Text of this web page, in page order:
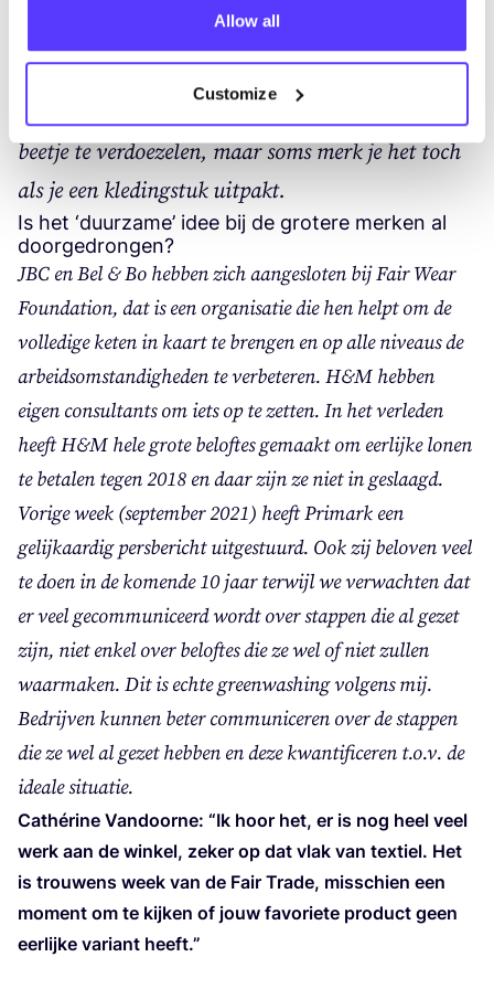
Allow all
Customize
% vei­lig voor de eind­con­su­ment. Daar
blijf je dus beter van weg. Tegen­woor­dig zijn heel
beet­je te ver­doe­ze­len, maar soms merk je het toch
als je een kle­ding­stuk uitpakt.
Is het ‘duurzame’ idee bij de grotere merken al
doorgedrongen?
JBC en Bel &Bo heb­ben zich aan­ge­slo­ten bij Fair Wear
Foun­da­ti­on, dat is een orga­ni­sa­tie die hen helpt om de
vol­le­di­ge keten in kaart te bren­gen en op alle niveaus de
arbeids­om­stan­dig­he­den te ver­be­te­ren. H&M heb­ben
eigen con­sul­tants om iets op te zet­ten. In het ver­le­den
heeft H&M hele gro­te belof­tes gemaakt om eer­lij­ke lonen
te beta­len tegen2018 en daar zijn ze niet in geslaagd.
Vori­ge week (sep­tem­ber2021) heeft Pri­mark een
gelijk­aar­dig pers­be­richt uit­ge­stuurd. Ook zij belo­ven veel
te doen in de komen­de10jaar ter­wijl we ver­wach­ten dat
er veel gecom­mu­ni­ceerd wordt over stap­pen die al gezet
zijn, niet enkel over belof­tes die ze wel of niet zul­len
waar­ma­ken. Dit is ech­te green­was­hing vol­gens mij.
Bedrij­ven kun­nen beter com­mu­ni­ce­ren over de stap­pen
die ze wel al gezet heb­ben en deze kwan­ti­fi­ce­ren t.o.v. de
ide­a­le situatie.
Cathé­ri­ne Van­door­ne: “Ik hoor het, er is nog heel veel
werk aan de win­kel, zeker op dat vlak van tex­tiel. Het
is trou­wens week van de Fair Tra­de, mis­schien een
moment om te kij­ken of jouw favo­rie­te pro­duct geen
eer­lij­ke vari­ant heeft.”